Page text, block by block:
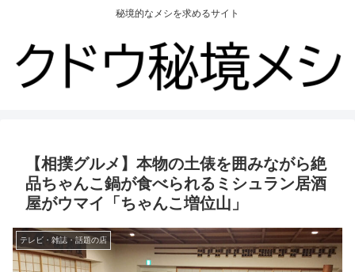
秘境的なメシを求めるサイト
【相撲グルメ】本物の土俵を囲みながら絶
品ちゃんこ鍋が食べられるミシュラン居酒
屋がウマイ「ちゃんこ増位山」
テレビ・雑誌・話題の店